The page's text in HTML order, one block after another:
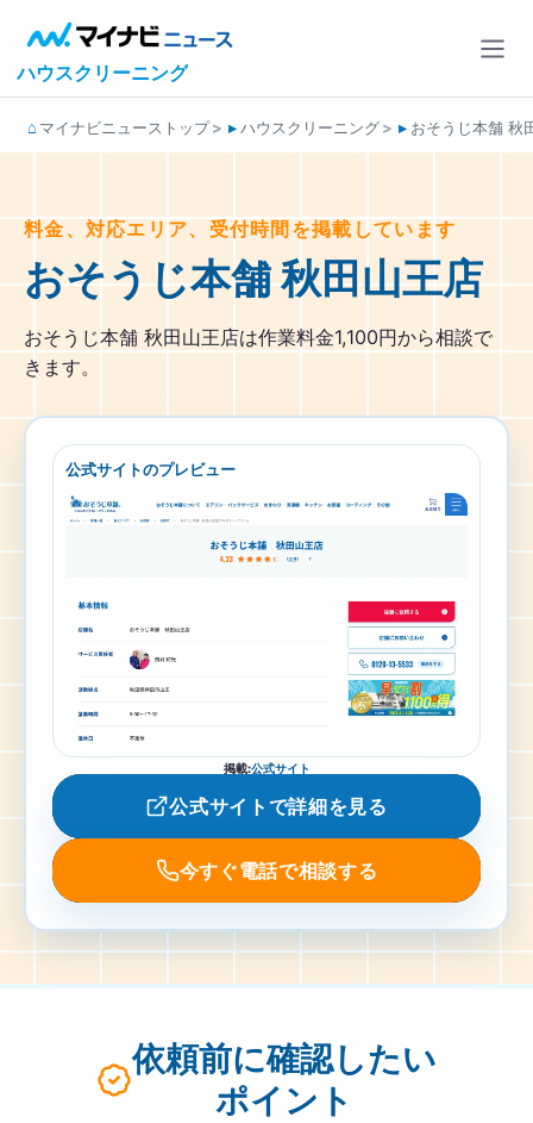
ハウスクリーニング
マイナビニューストップ ハウスクリーニング おそうじ本舗 秋
料金、対応エリア、受付時間を掲載しています
おそうじ本舗 秋田山王店
おそうじ本舗 秋田山王店は作業料金1,100円から相談で
きます。
公式サイトのプレビュー
掲載:公式サイト
公式サイトで詳細を見る
今すぐ電話で相談する
依頼前に確認したい
ポイント